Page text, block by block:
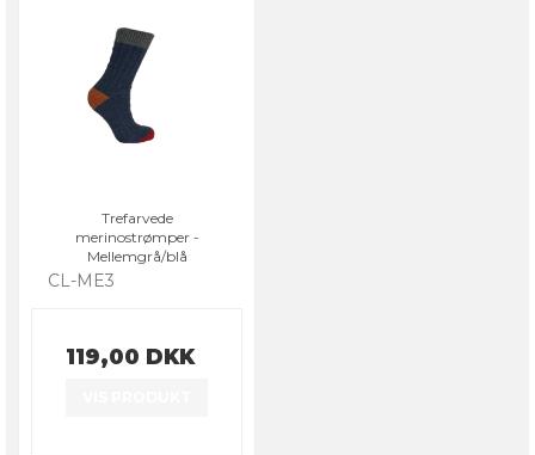
Trefarvede
merinostrømper -
Mellemgrå/blå
CL-ME3
119,00 DKK